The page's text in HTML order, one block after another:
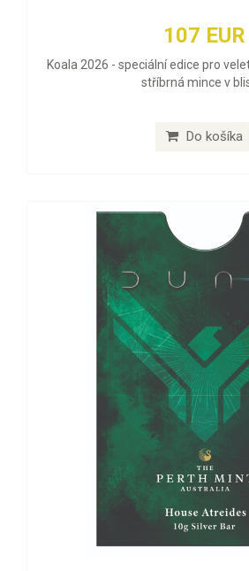
107 EUR
Koala 2026 - speciální edice pro
stříbrná mince v
Do košíka